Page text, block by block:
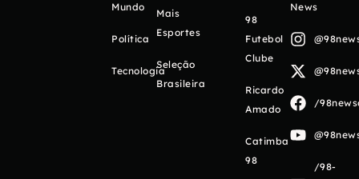
Mundo
Política
Tecnologia
Mais
Esportes
Seleção
Brasileira
98
Futebol
Clube
Ricardo
Amado
Catimba
98
News
/
/98-